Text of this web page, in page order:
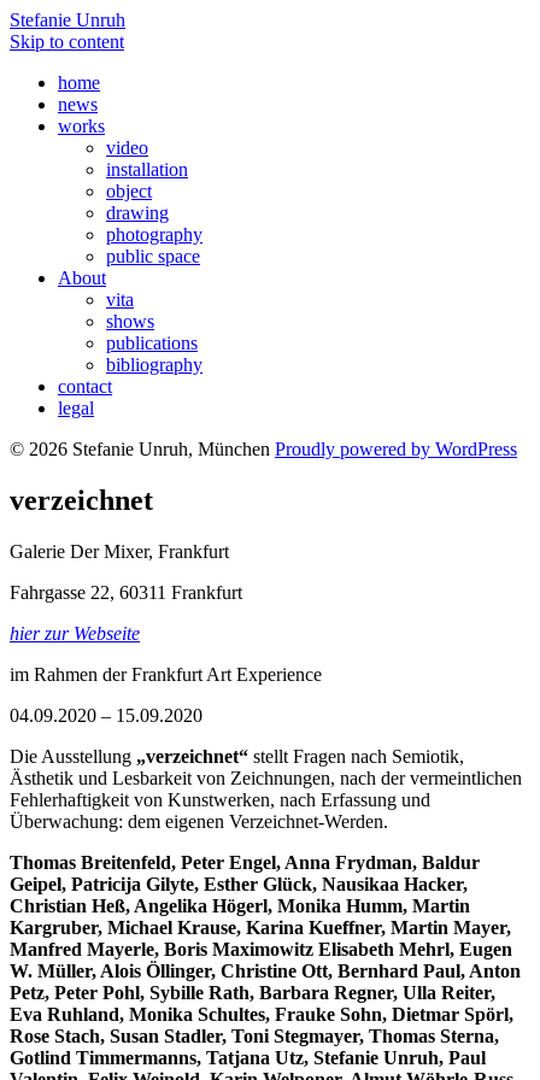
Stefanie Unruh
Skip to content
home
news
works
video
installation
object
drawing
photography
public space
About
vita
shows
publications
bibliography
contact
legal
© 2026 Stefanie Unruh, München Proudly powered by WordPress
verzeichnet
Galerie Der Mixer, Frankfurt
Fahrgasse 22, 60311 Frankfurt
hier zur Webseite
im Rahmen der Frankfurt Art Experience
04.09.2020 – 15.09.2020
Die Ausstellung „verzeichnet“ stellt Fragen nach Semiotik,
Ästhetik und Lesbarkeit von Zeichnungen, nach der vermeintlichen
Fehlerhaftigkeit von Kunstwerken, nach Erfassung und
Überwachung: dem eigenen Verzeichnet-Werden.
Thomas Breitenfeld, Peter Engel, Anna Frydman, Baldur
Geipel, Patricija Gilyte, Esther Glück, Nausikaa Hacker,
Christian Heß, Angelika Högerl, Monika Humm, Martin
Kargruber, Michael Krause, Karina Kueffner, Martin Mayer,
Manfred Mayerle, Boris Maximowitz Elisabeth Mehrl, Eugen
W. Müller, Alois Öllinger, Christine Ott, Bernhard Paul, Anton
Petz, Peter Pohl, Sybille Rath, Barbara Regner, Ulla Reiter,
Eva Ruhland, Monika Schultes, Frauke Sohn, Dietmar Spörl,
Rose Stach, Susan Stadler, Toni Stegmayer, Thomas Sterna,
Gotlind Timmermanns, Tatjana Utz, Stefanie Unruh, Paul